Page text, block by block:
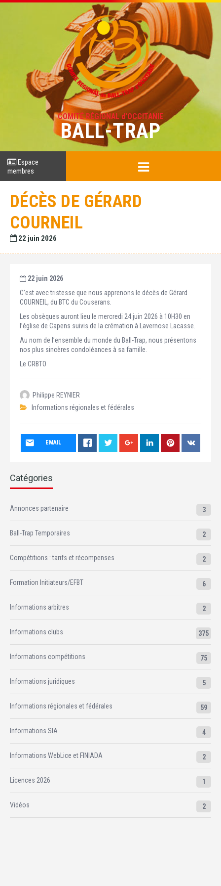
COMITÉ RÉGIONAL d'OCCITANIE
BALL-TRAP
Espace
membres
DÉCÈS DE GÉRARD
COURNEIL
22 juin 2026
22 juin 2026
C’est avec tristesse que nous apprenons le décès de Gérard
COURNEIL, du BTC du Couserans.
Les obsèques auront lieu le mercredi 24 juin 2026 à 10H30 en
l’église de Capens suivis de la crémation à Lavernose Lacasse.
Au nom de l’ensemble du monde du Ball-Trap, nous présentons
nos plus sincères condoléances à sa famille.
Le CRBTO
Philippe REYNIER
Informations régionales et fédérales
EMAIL
Catégories
Annonces partenaire 3
Ball-Trap Temporaires 2
Compétitions : tarifs et récompenses 2
Formation Initiateurs/EFBT 6
Informations arbitres 2
Informations clubs 375
Informations compétitions 75
Informations juridiques 5
Informations régionales et fédérales 59
Informations SIA 4
Informations WebLice et FINIADA 2
Licences 2026 1
Vidéos 2